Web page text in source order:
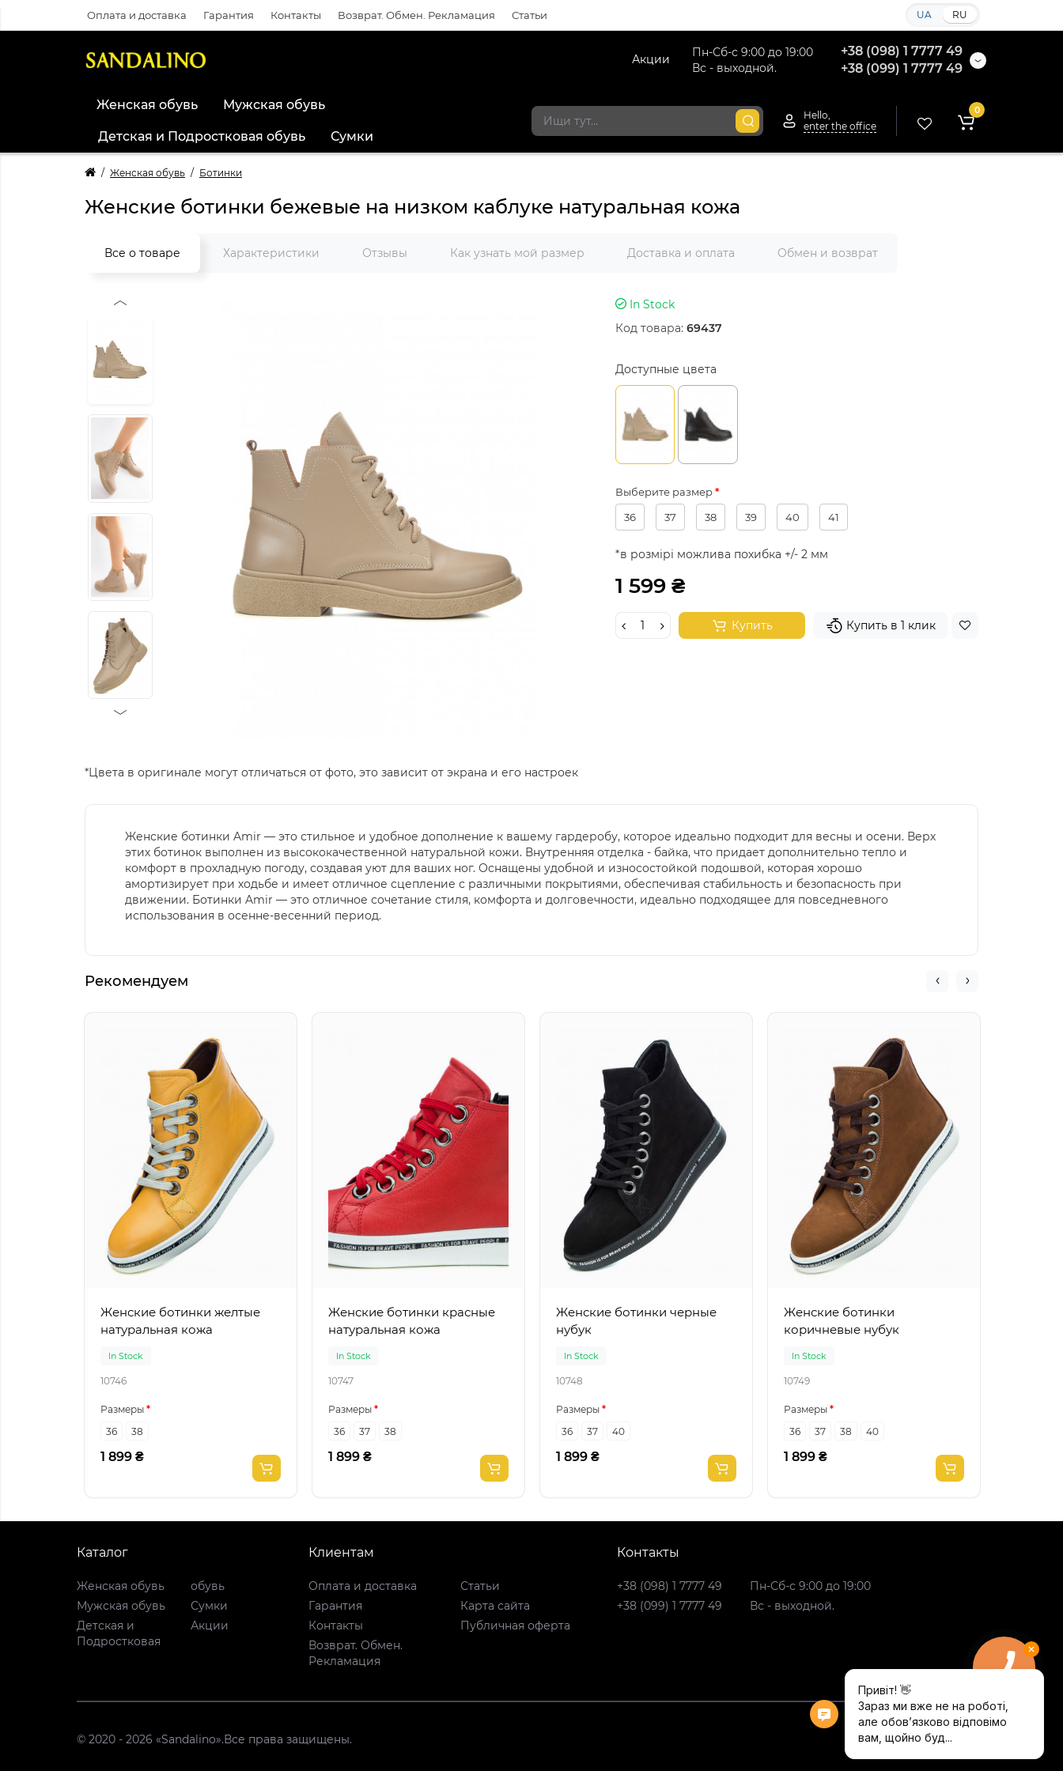
Оплата и доставка Гарантия Контакты Возврат. Обмен. Рекламация Статьи UA RU
Пн-Сб-с 9:00 до 19:00
Вс - выходной.
+38 (098) 1 7777 49
+38 (099) 1 7777 49
Акции
Женская обувь Мужская обувь
Детская и Подростковая обувь Сумки
Hello,
enter the office
0
Женская обувь Ботинки
Женские ботинки бежевые на низком каблуке натуральная кожа
Все о товаре Характеристики Отзывы Как узнать мой размер Доставка и оплата Обмен и возврат
*Цвета в оригинале могут отличаться от фото, это зависит от экрана и его настроек
In Stock
Код товара: 69437
Доступные цвета
Выберите размер
36
37 38 39 40 41
*в розмірі можлива похибка +/- 2 мм
1 599 ₴
Купить Купить в 1 клик
Женские ботинки Amir — это стильное и удобное дополнение к вашему гардеробу, которое идеально подходит для весны и осени. Верх
этих ботинок выполнен из высококачественной натуральной кожи. Внутренняя отделка - байка, что придает дополнительно тепло и
комфорт в прохладную погоду, создавая уют для ваших ног. Оснащены удобной и износостойкой подошвой, которая хорошо
амортизирует при ходьбе и имеет отличное сцепление с различными покрытиями, обеспечивая стабильность и безопасность при
движении. Ботинки Amir — это отличное сочетание стиля, комфорта и долговечности, идеально подходящее для повседневного
использования в осенне-весенний период.
Рекомендуем
Женские ботинки желтые
натуральная кожа
In Stock
10746
Размеры
36
38
1 899 ₴
Женские ботинки красные
натуральная кожа
In Stock
10747
Размеры
36
37 38
1 899 ₴
Женские ботинки черные
нубук
In Stock
10748
Размеры
36
37 40
1 899 ₴
Женские ботинки
коричневые нубук
In Stock
10749
Размеры
36
37 38 40
1 899 ₴
Каталог
Женская обувь
Мужская обувь
Детская и
Подростковая
обувь
Сумки
Акции
Клиентам
Оплата и доставка
Гарантия
Контакты
Возврат. Обмен.
Рекламация
Статьи
Карта сайта
Публичная оферта
Контакты
+38 (098) 1 7777 49
+38 (099) 1 7777 49
Пн-Сб-с 9:00 до 19:00
Вс - выходной.
© 2020 - 2026 «Sandalino».Все права защищены.